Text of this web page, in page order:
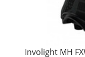
Involight MH